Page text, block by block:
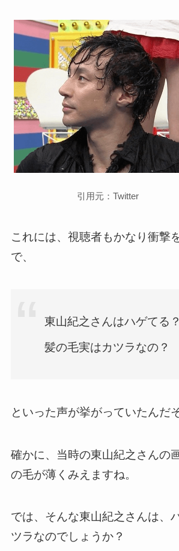
引用元：Twitter
これには、視聴者もかなり衝撃
で、
東山紀之さんはハゲてる？
髪の毛実はカツラなの？
といった声が挙がっていたんだ
確かに、当時の東山紀之さんの
の毛が薄くみえますね。
では、そんな東山紀之さんは、
ツラなのでしょうか？